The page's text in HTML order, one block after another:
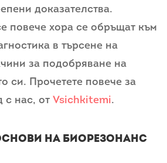
доказателства.
повече хора се обръщат към
в търсене на
за подобряване на
си. Прочетете повече за
с нас, от Vsichkitemi.
на биорезонанс